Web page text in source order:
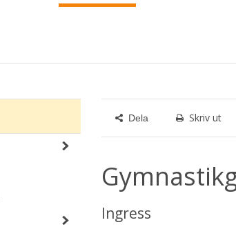
Dela Skriv ut
Ingress